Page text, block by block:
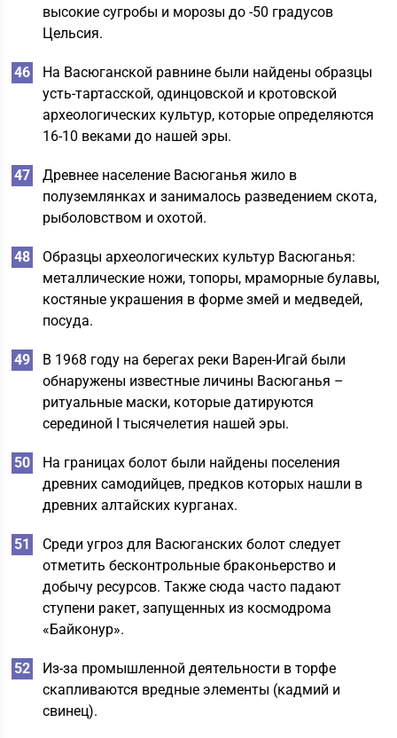
высокие сугробы и морозы до -50 градусов
Цельсия.
На Васюганской равнине были найдены образцы
усть-тартасской, одинцовской и кротовской
археологических культур, которые определяются
16-10 веками до нашей эры.
Древнее население Васюганья жило в
полуземлянках и занималось разведением скота,
рыболовством и охотой.
Образцы археологических культур Васюганья:
металлические ножи, топоры, мраморные булавы,
костяные украшения в форме змей и медведей,
посуда.
В 1968 году на берегах реки Варен-Игай были
обнаружены известные личины Васюганья –
ритуальные маски, которые датируются
серединой І тысячелетия нашей эры.
На границах болот были найдены поселения
древних самодийцев, предков которых нашли в
древних алтайских курганах.
Среди угроз для Васюганских болот следует
отметить бесконтрольные браконьерство и
добычу ресурсов. Также сюда часто падают
ступени ракет, запущенных из космодрома
«Байконур».
Из-за промышленной деятельности в торфе
скапливаются вредные элементы (кадмий и
свинец).